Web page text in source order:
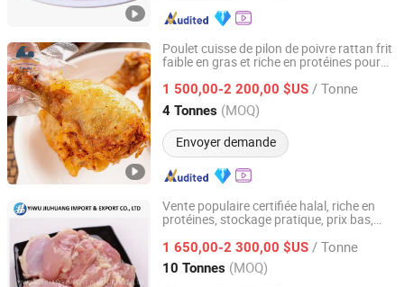
Poulet cuisse de pilon de poivre rattan frit
faible en gras et riche en protéines pour
1 500,00-2 200,00 $US / Tonne
4 Tonnes (MOQ)
Envoyer demande
Huaxu Yuanda (Qingdao) International Trade Co., Ltd.
Shandong, China Depuis 2026
Vente populaire certifiée halal, riche en
protéines, stockage pratique, prix bas,
1 650,00-2 300,00 $US / Tonne
10 Tonnes (MOQ)
Yiwu Jiuhuang Import and Export Co., Ltd.
Zhejiang, China